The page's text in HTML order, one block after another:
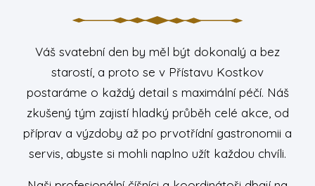
Váš svatební den by měl být dokonalý a bez
starostí, a proto se v Přístavu Kostkov
postaráme o každý detail s maximální péčí. Náš
zkušený tým zajistí hladký průběh celé akce, od
příprav a výzdoby až po prvotřídní gastronomii a
servis, abyste si mohli naplno užít každou chvíli.